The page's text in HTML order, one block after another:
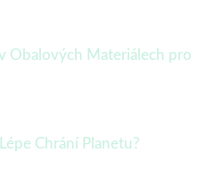
Obalových Materiálech pro
Chrání Planetu?